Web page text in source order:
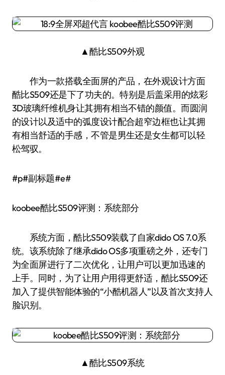
▲酷比S509外观
作为一款搭载全面屏的产品，在外观设计方面
酷比S509还是下了功夫的。特别是后盖采用的炫彩
3D玻璃纤维机身让其拥有相当不错的颜值。而圆润
的设计以及适中的弧度设计配合超窄边框也让其拥
有相当舒适的手感，不管是男生还是女生都可以轻
松驾驭。
#p#副标题#e#
koobee酷比S509评测：系统部分
系统方面，酷比S509装载了自家dido OS 7.0系
统。该系统除了继承dido OS多项重磅之外，还专门
为全面屏进行了二次优化，让用户可以更加迅速的
上手。同时，为了让用户用得更舒适，酷比S509还
加入了提供智能体验的“小酷机器人”以及首次支持人
脸识别。
▲酷比S509系统